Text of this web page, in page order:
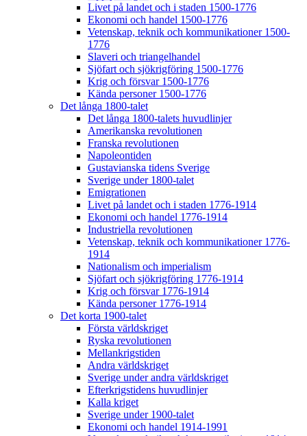
Livet på landet och i staden 1500-1776
Ekonomi och handel 1500-1776
Vetenskap, teknik och kommunikationer 1500-
1776
Slaveri och triangelhandel
Sjöfart och sjökrigföring 1500-1776
Krig och försvar 1500-1776
Kända personer 1500-1776
Det långa 1800-talet
Det långa 1800-talets huvudlinjer
Amerikanska revolutionen
Franska revolutionen
Napoleontiden
Gustavianska tidens Sverige
Sverige under 1800-talet
Emigrationen
Livet på landet och i staden 1776-1914
Ekonomi och handel 1776-1914
Industriella revolutionen
Vetenskap, teknik och kommunikationer 1776-
1914
Nationalism och imperialism
Sjöfart och sjökrigföring 1776-1914
Krig och försvar 1776-1914
Kända personer 1776-1914
Det korta 1900-talet
Första världskriget
Ryska revolutionen
Mellankrigstiden
Andra världskriget
Sverige under andra världskriget
Efterkrigstidens huvudlinjer
Kalla kriget
Sverige under 1900-talet
Ekonomi och handel 1914-1991